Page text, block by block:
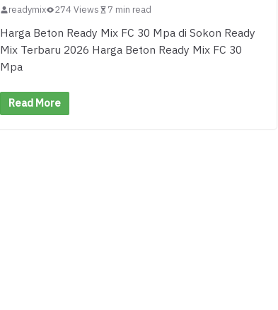
readymix 274 Views 7 min read
Harga Beton Ready Mix FC 30 Mpa di Sokon Ready
Mix Terbaru 2026 Harga Beton Ready Mix FC 30
Mpa
Read More